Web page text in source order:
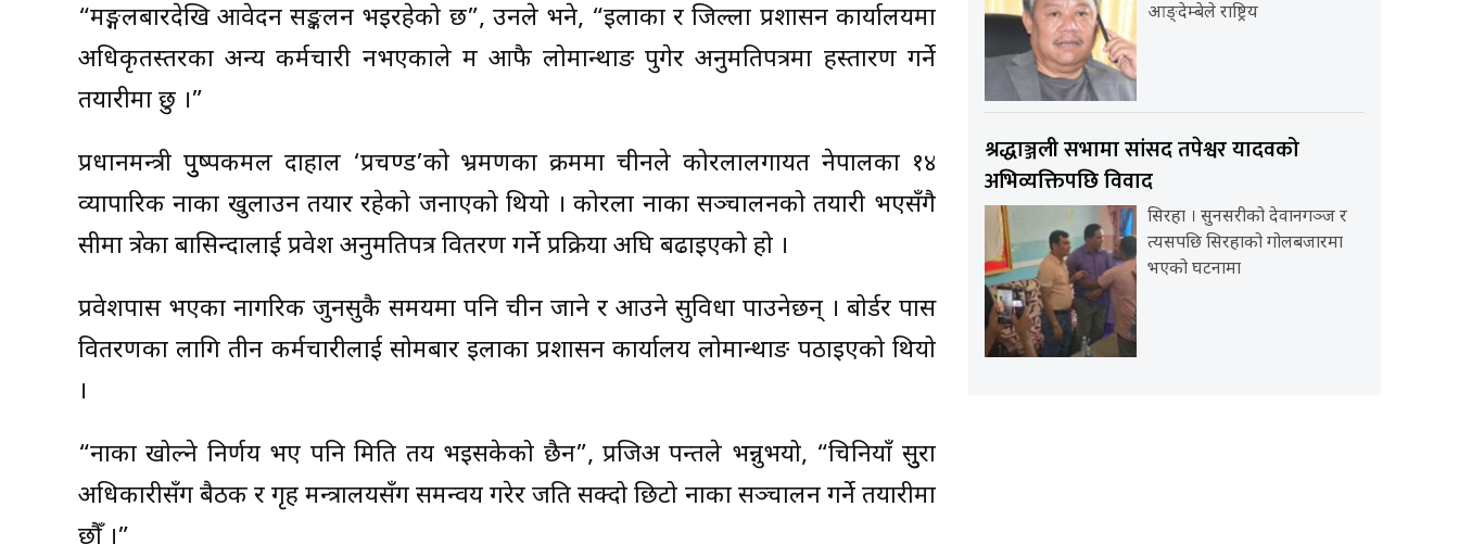
“मङ्गलबारदेखि आवेदन सङ्कलन भइरहेको छ”, उनले भने, “इलाका र जिल्ला प्रशासन कार्यालयमा
अधिकृतस्तरका अन्य कर्मचारी नभएकाले म आफै लोमान्थाङ पुगेर अनुमतिपत्रमा हस्ताक्षरण गर्ने
तयारीमा छु ।”
प्रधानमन्त्री पुुष्पकमल दाहाल ‘प्रचण्ड’को भ्रमणका क्रममा चीनले कोरलालगायत नेपालका १४
व्यापारिक नाका खुलाउन तयार रहेको जनाएको थियो । कोरला नाका सञ्चालनको तयारी भएसँगै
सीमा क्षेत्रका बासिन्दालाई प्रवेश अनुमतिपत्र वितरण गर्ने प्रक्रिया अघि बढाइएको हो ।
प्रवेशपास भएका नागरिक जुनसुकै समयमा पनि चीन जाने र आउने सुविधा पाउनेछन् । बोर्डर पास
वितरणका लागि तीन कर्मचारीलाई सोमबार इलाका प्रशासन कार्यालय लोमान्थाङ पठाइएको थियो
।
“नाका खोल्ने निर्णय भए पनि मिति तय भइसकेको छैन”, प्रजिअ पन्तले भन्नुभयो, “चिनियाँ सुुरक्षा
अधिकारीसँग बैठक र गृह मन्त्रालयसँग समन्वय गरेर जति सक्दो छिटो नाका सञ्चालन गर्ने तयारीमा
छौँ ।”
आङ्देम्बेले राष्ट्रिय
श्रद्धाञ्जली सभामा सांसद तपेश्वर यादवको
अभिव्यक्तिपछि विवाद
सिरहा । सुनसरीको देवानगञ्ज र
त्यसपछि सिरहाको गोलबजारमा
भएको घटनामा